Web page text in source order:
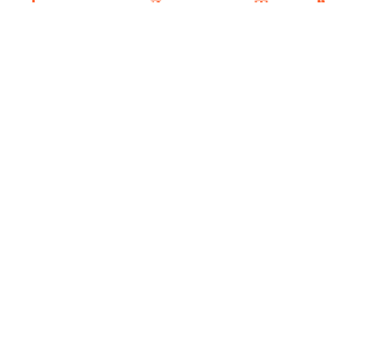
Фондация „Димитър Талев”